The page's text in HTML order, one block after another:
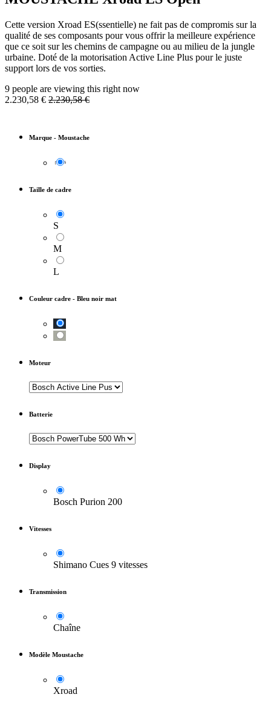
Cette version Xroad ES(ssentielle) ne fait pas de compromis sur la
qualité de ses composants pour vous offrir la meilleure expérience
que ce soit sur les chemins de campagne ou au milieu de la jungle
urbaine. Doté de la motorisation Active Line Plus pour le juste
support lors de vos sorties.
9 people are viewing this right now
2.230,58 € 2.230,58€
Marque - Moustache
Taille de cadre
S
M
L
Couleur cadre - Bleu noir mat
Moteur
Batterie
Display
Bosch Purion 200
Vitesses
Shimano Cues 9 vitesses
Transmission
Chaîne
Modèle Moustache
Xroad